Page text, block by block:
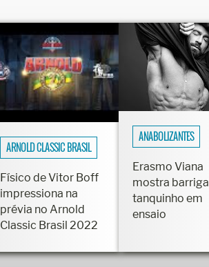
ARNOLD CLASSIC BRASIL
Físico de Vitor Boff
impressiona na
prévia no Arnold
Classic Brasil 2022
ANABOLIZANTES
Erasmo Viana
mostra barriga
tanquinho em
ensaio